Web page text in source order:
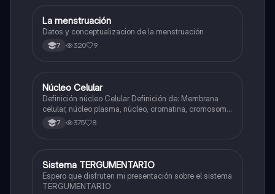
Biologia
La menstruación
Datos y conceptualizacion de la menstruación
7 320 9
Biologia
Núcleo Celular
Definición núcleo Celular Definición de: Membrana
celular, núcleo plasma, núcleo, cromatina, cromosoma
Interfase Fases de la interfase
7 375 8
Biologia
Sistema TERGUMENTARIO
Espero que disfruten mi presentación sobre el sistema
TERGUMENTARIO